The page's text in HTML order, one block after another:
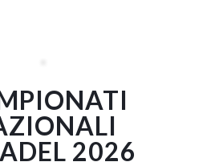
2026